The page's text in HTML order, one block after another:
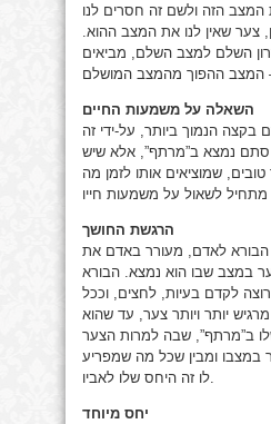
המצב הזה ולשם זה חסרים לנו
צער שאין לנו את המצב ההוא.
השלם למצב השלם, מביאים
השאלה על משמעות החיים
בקצה הנמוך ביותר, על-ידי זה
נמצא ב”מרתף”, אלא שיש
שמוציאים אותו לזמן מה
הרגשת החושך
הבורא לאדם, מעורר באדם את
במצב שבו הוא נמצא. הבורא
לקדם בעיות, לחצים, וככל
יותר ויותר צער, עד שהוא
ב”מרתף”, שבה למרות הצער
במצבו ומבין שכל מה שמפריע
יחס מיוחד